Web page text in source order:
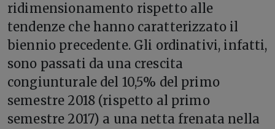
ridimensionamento rispetto alle
tendenze che hanno caratterizzato il
biennio precedente. Gli ordinativi, infatti,
sono passati da una crescita
congiunturale del 10,5% del primo
semestre 2018 (rispetto al primo
semestre 2017) a una netta frenata nella